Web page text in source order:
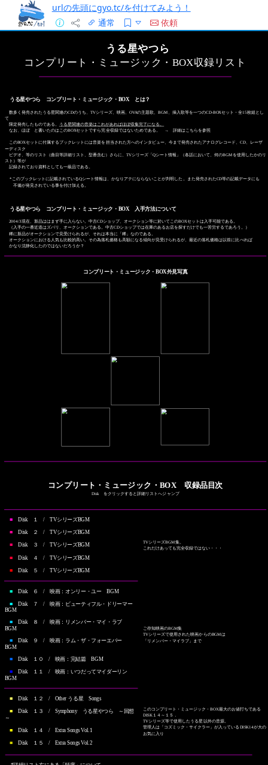
urlの先頭にgyo.tc/を付けてみよう！
通常
依頼